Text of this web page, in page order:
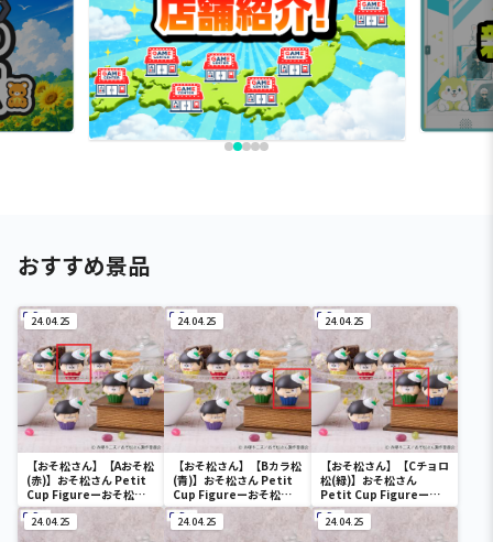
おすすめ景品
24.04.25
【おそ松さん】【Aおそ松
(赤)】おそ松さん Petit
Cup Figureーおそ松さ
んー
24.04.25
【おそ松さん】【Bカラ松
(青)】おそ松さん Petit
Cup Figureーおそ松さ
んー
24.04.25
【おそ松さん】【Cチョロ
松(緑)】おそ松さん
Petit Cup Figureーお
そ松さんー
24.04.25 24.04.25 24.04.25